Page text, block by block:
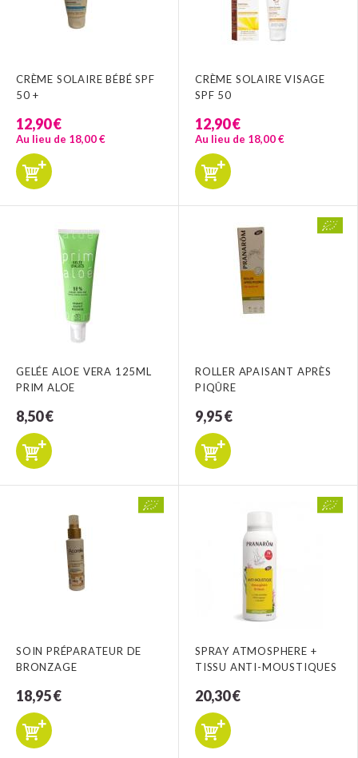
CRÈME SOLAIRE BÉBÉ SPF
50 +
12,90 €
Au lieu de 18,00 €
CRÈME SOLAIRE VISAGE
SPF 50
12,90 €
Au lieu de 18,00 €
GELÉE ALOE VERA 125ML
PRIM ALOE
8,50 €
ROLLER APAISANT APRÈS
PIQÛRE
9,95 €
SOIN PRÉPARATEUR DE
BRONZAGE
18,95 €
SPRAY ATMOSPHERE +
TISSU ANTI-MOUSTIQUES
20,30 €